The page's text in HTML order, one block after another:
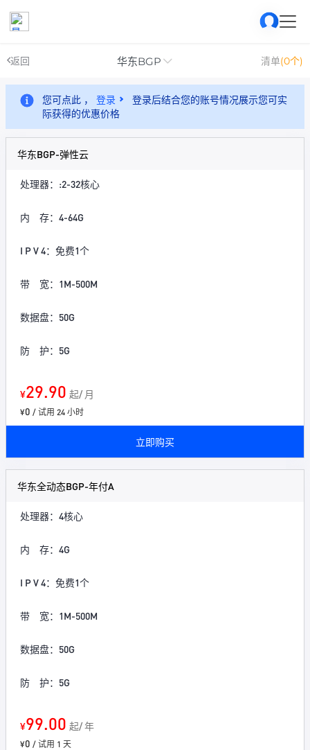
返回 华东BGP 清单(0个)
您可点此 ， 登录
登录后结合您的账号情况展示您可实
际获得的优惠价格
华东BGP-弹性云
处理器：:2-32核心
内 存：4-64G
I P V 4：免费1个
带 宽：1M-500M
数据盘：50G
防 护：5G
¥29.90 起/ 月
¥0 / 试用 24 小时
立即购买
华东全动态BGP-年付A
处理器：4核心
内 存：4G
I P V 4：免费1个
带 宽：1M-500M
数据盘：50G
防 护：5G
¥99.00 起/ 年
¥0 / 试用 1 天